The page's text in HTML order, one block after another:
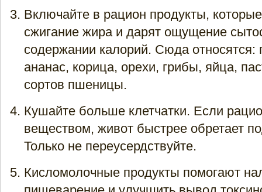
Включайте в рацион продукты,
сжигание жира и дарят ощущение
содержании калорий. Сюда относятся:
ананас, корица, орехи, грибы, яйца,
сортов пшеницы.
Кушайте больше клетчатки. Если
веществом, живот быстрее обретает
Только не переусердствуйте.
Кисломолочные продукты помогают